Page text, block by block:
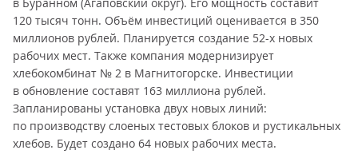
120 тысяч тонн. Объём инвестиций оценивается в 350
миллионов рублей. Планируется создание 52-х новых
рабочих мест. Также компания модернизирует
хлебокомбинат № 2 в Магнитогорске. Инвестиции
в обновление составят 163 миллиона рублей.
Запланированы установка двух новых линий:
по производству слоеных тестовых блоков и рустикальных
хлебов. Будет создано 64 новых рабочих места.